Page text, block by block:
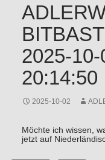
2025-10-
20:14:50
2025-10-02
Möchte ich wissen,
jetzt auf